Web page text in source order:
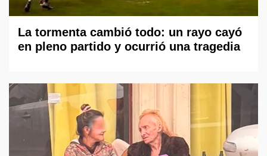
La tormenta cambió todo: un rayo cayó
en pleno partido y ocurrió una tragedia